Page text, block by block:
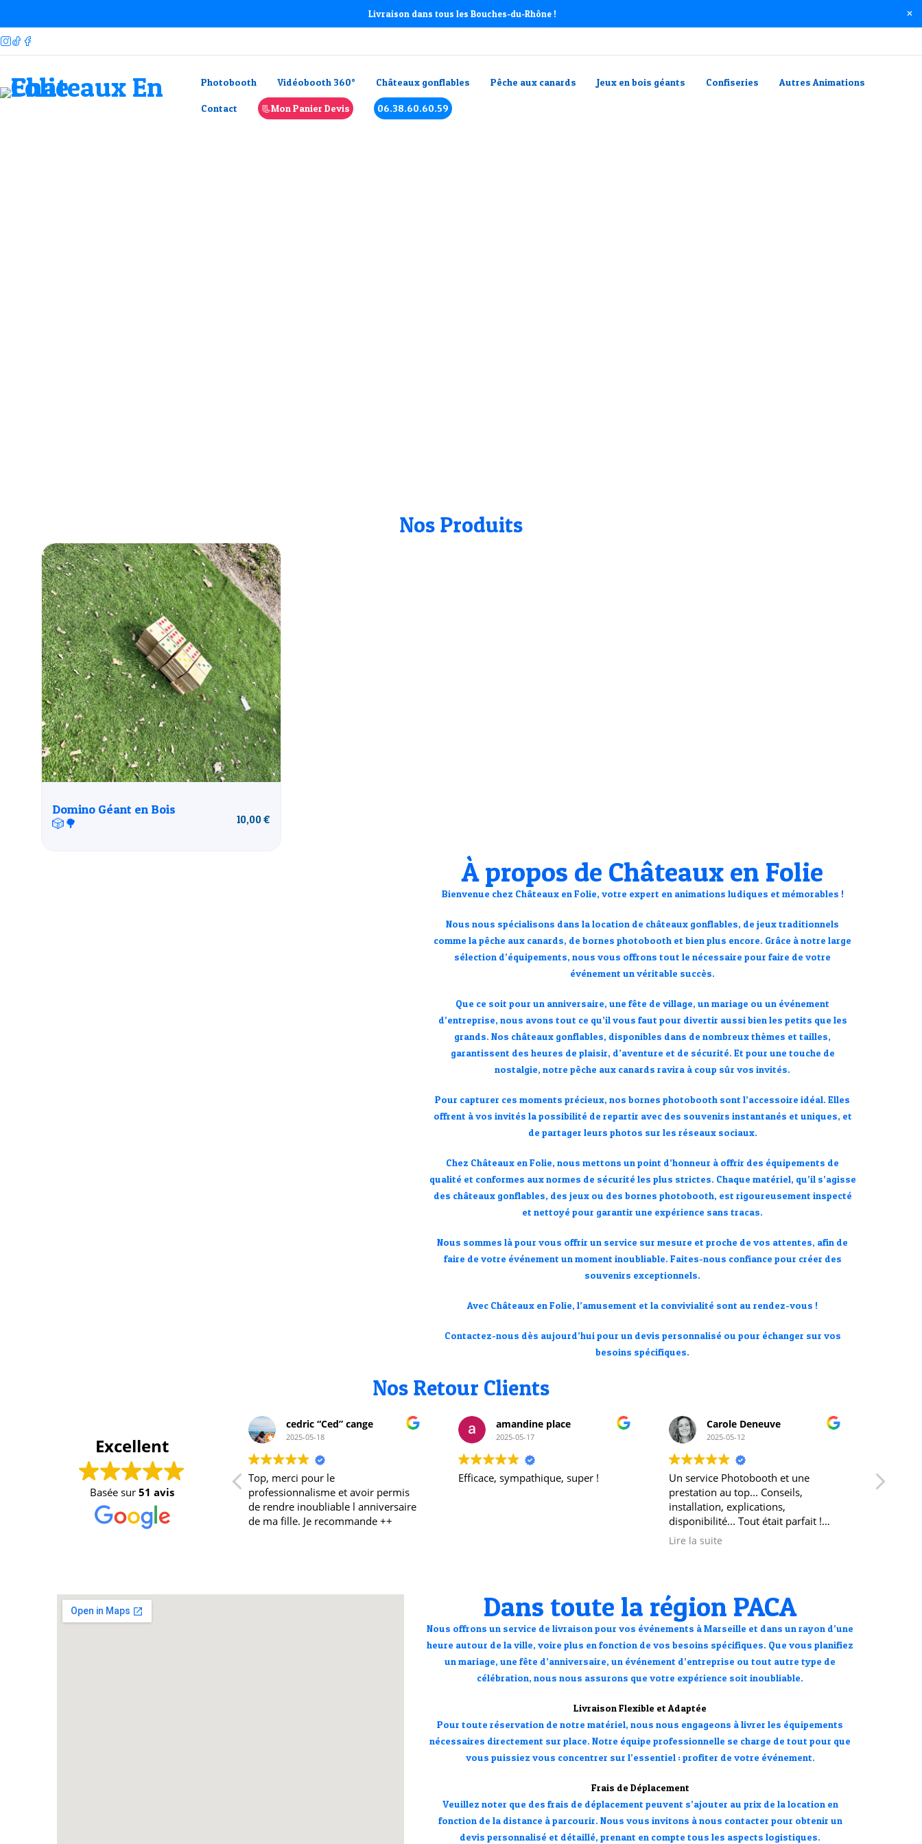
Livraison dans tous les Bouches-du-Rhône !
Photobooth Vidéobooth 360° Châteaux gonflables Pêche aux canards Jeux en bois géants Confiseries Autres Animations
Contact 📃Mon Panier Devis 06.38.60.60.59
Châteaux
Nos Produits
Domino Géant en Bois
🎲🌳
10,00€
À propos de Châteaux en Folie
Bienvenue chez Châteaux en Folie, votre expert en animations ludiques et mémorables !
Nous nous spécialisons dans la location de châteaux gonflables, de jeux traditionnels
comme la pêche aux canards, de bornes photobooth et bien plus encore. Grâce à notre large
sélection d’équipements, nous vous offrons tout le nécessaire pour faire de votre
événement un véritable succès.
Que ce soit pour un anniversaire, une fête de village, un mariage ou un événement
d’entreprise, nous avons tout ce qu’il vous faut pour divertir aussi bien les petits que les
grands. Nos châteaux gonflables, disponibles dans de nombreux thèmes et tailles,
garantissent des heures de plaisir, d’aventure et de sécurité. Et pour une touche de
nostalgie, notre pêche aux canards ravira à coup sûr vos invités.
Pour capturer ces moments précieux, nos bornes photobooth sont l’accessoire idéal. Elles
offrent à vos invités la possibilité de repartir avec des souvenirs instantanés et uniques, et
de partager leurs photos sur les réseaux sociaux.
Chez Châteaux en Folie, nous mettons un point d’honneur à offrir des équipements de
qualité et conformes aux normes de sécurité les plus strictes. Chaque matériel, qu’il s’agisse
des châteaux gonflables, des jeux ou des bornes photobooth, est rigoureusement inspecté
et nettoyé pour garantir une expérience sans tracas.
Nous sommes là pour vous offrir un service sur mesure et proche de vos attentes, afin de
faire de votre événement un moment inoubliable. Faites-nous confiance pour créer des
souvenirs exceptionnels.
Avec Châteaux en Folie, l’amusement et la convivialité sont au rendez-vous !
Contactez-nous dès aujourd’hui pour un devis personnalisé ou pour échanger sur vos
besoins spécifiques.
Nos Retour Clients
Excellent
Basée sur 51 avis
Top, merci pour le
professionnalisme et avoir permis
de rendre inoubliable l anniversaire
de ma fille. Je recommande ++
amandine place
2025-05-17
Efficace, sympathique, super !
Carole Deneuve
2025-05-12
Un service Photobooth et une
érika lili
2025-04-20
Au top! Merci Christopher pour
cette animation qui a eu un très
grand succès le jour de notre
mariage
Je recommande +++
Lire la suite
Dans toute la région PACA
Nous offrons un service de livraison pour vos événements à Marseille et dans un rayon d’une
heure autour de la ville, voire plus en fonction de vos besoins spécifiques. Que vous planifiez
un mariage, une fête d’anniversaire, un événement d’entreprise ou tout autre type de
célébration, nous nous assurons que votre expérience soit inoubliable.
Livraison Flexible et Adaptée
Pour toute réservation de notre matériel, nous nous engageons à livrer les équipements
nécessaires directement sur place. Notre équipe professionnelle se charge de tout pour que
vous puissiez vous concentrer sur l’essentiel : profiter de votre événement.
Frais de Déplacement
Veuillez noter que des frais de déplacement peuvent s’ajouter au prix de la location en
fonction de la distance à parcourir. Nous vous invitons à nous contacter pour obtenir un
devis personnalisé et détaillé, prenant en compte tous les aspects logistiques.